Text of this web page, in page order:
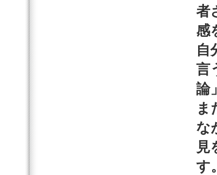
者
感
自
言
論
ま
な
見
す